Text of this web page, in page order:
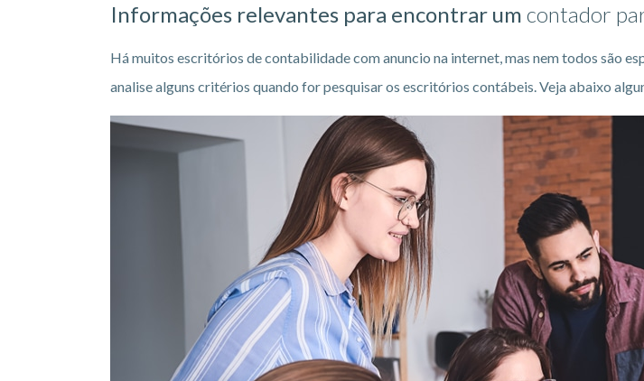
Informações relevantes para encontrar um contador
Há muitos escritórios de contabilidade com anuncio na internet, mas nem todos são
analise alguns critérios quando for pesquisar os escritórios contábeis. Veja abaixo